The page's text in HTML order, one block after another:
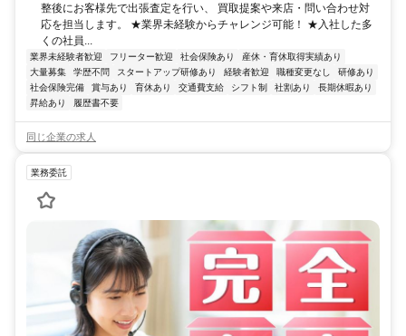
整後にお客様先で出張査定を行い、 買取提案や来店・問い合わせ対
応を担当します。 ★業界未経験からチャレンジ可能！ ★入社した多
くの社員...
業界未経験者歓迎 フリーター歓迎 社会保険あり
産休・育休取得実績あり
大量募集
学歴不問 スタートアップ研修あり 経験者歓迎 職種変更なし
研修あり
社会保険完備
賞与あり 育休あり 交通費支給 シフト制 社割あり
長期休暇あり
昇給あり
履歴書不要
同じ企業の求人
業務委託